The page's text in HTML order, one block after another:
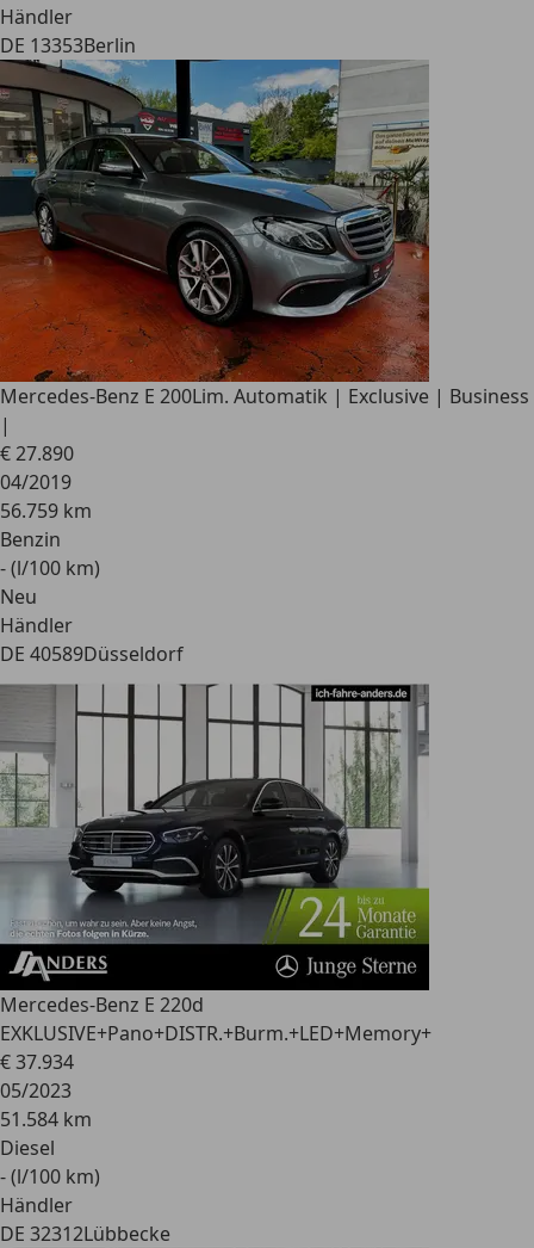
Händler
DE 13353Berlin
Mercedes-Benz E 200Lim. Automatik | Exclusive | Business
|
€ 27.890
04/2019
56.759 km
Benzin
- (l/100 km)
Neu
Händler
DE 40589Düsseldorf
Mercedes-Benz E 220d
EXKLUSIVE+Pano+DISTR.+Burm.+LED+Memory+
€ 37.934
05/2023
51.584 km
Diesel
- (l/100 km)
Händler
DE 32312Lübbecke